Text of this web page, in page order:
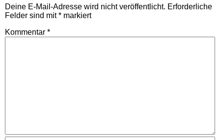
Deine E-Mail-Adresse wird nicht veröffentlicht. Erforderliche
Felder sind mit* markiert
Kommentar *